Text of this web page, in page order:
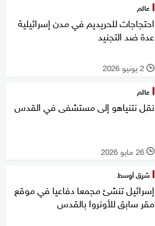
عالم
احتجاجات للحريديم في مدن إسرائيلية
عدة ضد التجنيد
l 2 يونيو 2026
عالم
نقل نتنياهو إلى مستشفى في القدس
l 26 مايو 2026
شرق أوسط
إسرائيل تنشئ مجمعا دفاعيا في موقع
مقر سابق للأونروا بالقدس